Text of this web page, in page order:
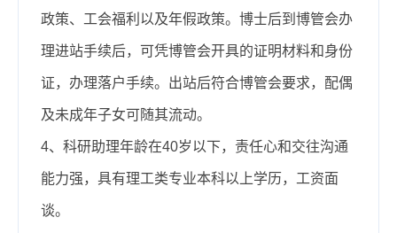
政策、工会福利以及年假政策。博士后到博管会办
理进站手续后，可凭博管会开具的证明材料和身份
证，办理落户手续。出站后符合博管会要求，配偶
及未成年子女可随其流动。
4、科研助理年龄在40岁以下，责任心和交往沟通
能力强，具有理工类专业本科以上学历，工资面
谈。